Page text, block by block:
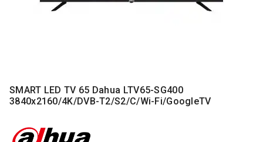
RAČUNARSKE
KOMPONENTE
PERIFERIJE
SMART LED TV 65 Dahua LTV65-SG400
3840x2160/4K/DVB-T2/S2/C/Wi-Fi/GoogleTV